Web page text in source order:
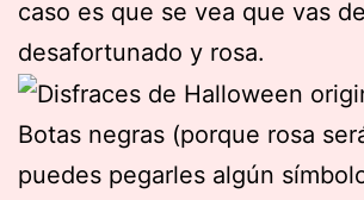
caso es que se vea que vas de
desafortunado y rosa.
Botas negras (porque rosa
puedes pegarles algún